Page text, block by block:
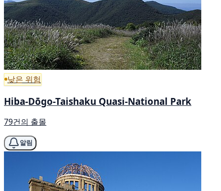
낮은 위험
Hiba-Dōgo-Taishaku Quasi-National Park
79건의 출몰
알림